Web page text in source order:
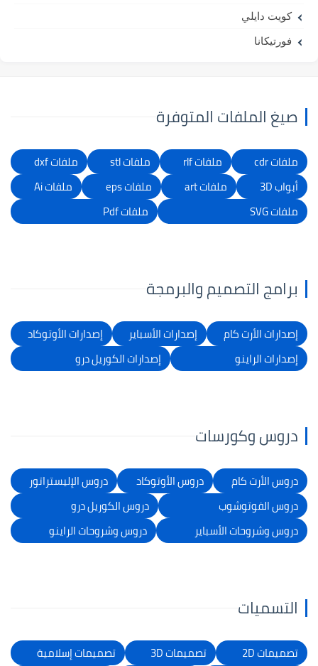
كويت دايلي
فورتيكانا
صيغ الملفات المتوفرة
ملفات cdr ملفات rlf ملفات stl
ملفات dxf
أبواب 3D
ملفات art ملفات eps
ملفات Ai
ملفات SVG
ملفات Pdf
برامج التصميم والبرمجة
إصدارات الأرت كام إصدارات الأسباير
إصدارات الأوتوكاد
إصدارات الراينو
إصدارات الكوريل درو
دروس وكورسات
دروس الأرت كام دروس الأوتوكاد
دروس الإليستراتور
دروس الفوتوشوب
دروس الكوريل درو
دروس وشروحات الأسباير
دروس وشروحات الراينو
التسميات
تصميمات 2D تصميمات 3D
تصميمات إسلامية